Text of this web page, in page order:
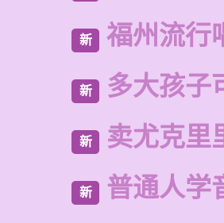
新 福州流行
新 多大孩子
新 卖尤克里
新 普通人学